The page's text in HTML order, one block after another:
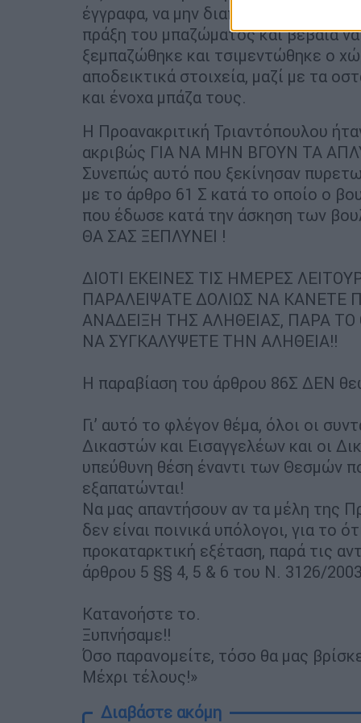
έγγραφα, να μην διαπιστώσουμε
πράξη του μπαζώματος και βέβαια
ξεμπαζώθηκε και τσιμεντώθηκε ο
αποδεικτικά στοιχεία, μαζί με τα
και ένοχα μπάζα τους.
Η Προανακριτική Τριαντόπουλου
ακριβώς ΓΙΑ ΝΑ ΜΗΝ ΒΓΟΥΝ ΤΑ
Συνεπώς αυτό που ξεκίνησαν
με το άρθρο 61 Σ κατά το οποίο ο
που έδωσε κατά την άσκηση των
ΘΑ ΣΑΣ ΞΕΠΛΥΝΕΙ !
ΔΙΟΤΙ ΕΚΕΙΝΕΣ ΤΙΣ ΗΜΕΡΕΣ
ΠΑΡΑΛΕΙΨΑΤΕ ΔΟΛΙΩΣ ΝΑ ΚΑΝΕΤΕ
ΑΝΑΔΕΙΞΗ ΤΗΣ ΑΛΗΘΕΙΑΣ, ΠΑΡΑ
ΝΑ ΣΥΓΚΑΛΥΨΕΤΕ ΤΗΝ ΑΛΗΘΕΙΑ!!
Η παραβίαση του άρθρου 86Σ ΔΕΝ
Γι’ αυτό το φλέγον θέμα, όλοι οι
Δικαστών και Εισαγγελέων και οι
υπεύθυνη θέση έναντι των Θεσμών
εξαπατώνται!
Να μας απαντήσουν αν τα μέλη της
δεν είναι ποινικά υπόλογοι, για το
προκαταρκτική εξέταση, παρά τις
άρθρου 5 §§ 4, 5 & 6 του Ν. 3126/
Κατανοήστε το.
Ξυπνήσαμε!!
Όσο παρανομείτε, τόσο θα μας
Μέχρι τέλους!»
Διαβάστε ακόμη